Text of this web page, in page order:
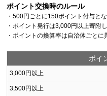
ポイント交換時のルール
・500円ごとに150ポイント付与とな
・ポイント発行は3,000円以上寄附
・ポイントの換算率は自治体ごとに
ポイ
3,000円以上
3,500円以上